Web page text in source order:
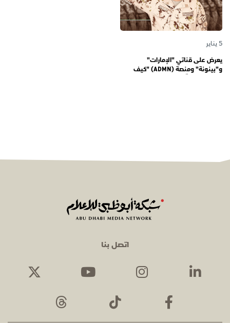
5 يناير
يعرض على قناتي "الإمارات"
و"بينونة" ومنصة (ADMN) "كيف
اتصل بنا